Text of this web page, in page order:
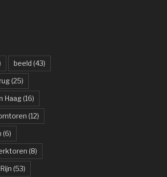
beeld (43)
(25)
Haag(16)
(12)
(6)
(8)
(53)